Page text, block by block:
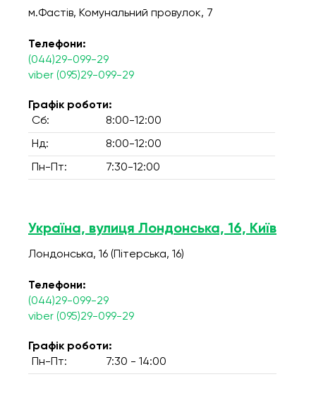
м.Фастів, Комунальний провулок, 7
Телефони:
(044)29-099-29
viber (095)29-099-29
Графік роботи:
Сб:
8:00-12:00
Нд: 8:00-12:00
Пн-Пт: 7:30-12:00
Україна, вулиця Лондонська, 16, Київ
Лондонська, 16 (Пітерська, 16)
Телефони:
(044)29-099-29
viber (095)29-099-29
Графік роботи:
Пн-Пт:
7:30 - 14:00